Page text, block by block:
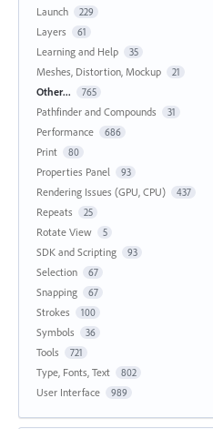
Launch 229
Layers 61
Learning and Help 35
Meshes, Distortion, Mockup 21
Other... 765
Pathfinder and Compounds 31
Performance 686
Print 80
Properties Panel 93
Rendering Issues (GPU, CPU) 437
Repeats 25
Rotate View 5
SDK and Scripting 93
Selection 67
Snapping 67
Strokes 100
Symbols 36
Tools 721
Type, Fonts, Text 802
User Interface 989